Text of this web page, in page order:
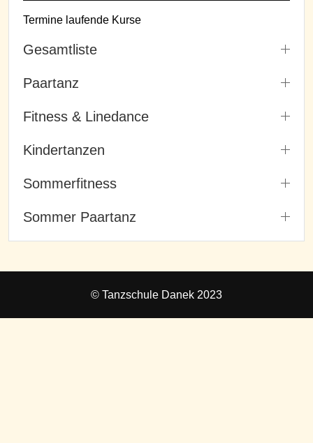
Termine laufende Kurse
Gesamtliste
Paartanz
Fitness & Linedance
Kindertanzen
Sommerfitness
Sommer Paartanz
© Tanzschule Danek 2023